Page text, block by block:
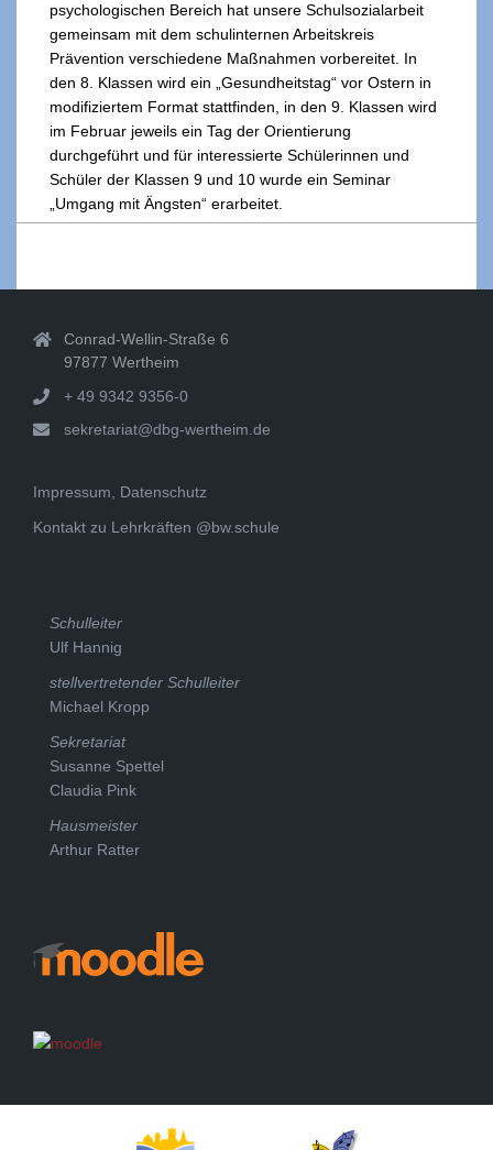
psychologischen Bereich hat unsere Schulsozialarbeit
gemeinsam mit dem schulinternen Arbeitskreis
Prävention verschiedene Maßnahmen vorbereitet. In
den 8. Klassen wird ein „Gesundheitstag“ vor Ostern in
modifiziertem Format stattfinden, in den 9. Klassen wird
im Februar jeweils ein Tag der Orientierung
durchgeführt und für interessierte Schülerinnen und
Schüler der Klassen 9 und 10 wurde ein Seminar
„Umgang mit Ängsten“ erarbeitet.
Conrad-Wellin-Straße 6
97877 Wertheim
+ 49 9342 9356-0
sekretariat@dbg-wertheim.de
Impressum, Datenschutz
Kontakt zu Lehrkräften @bw.schule
Schulleiter
Ulf Hannig
stellvertretender Schulleiter
Michael Kropp
Sekretariat
Susanne Spettel
Claudia Pink
Hausmeister
Arthur Ratter